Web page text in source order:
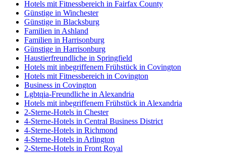
Hotels mit Fitnessbereich in Fairfax County
Günstige in Winchester
Günstige in Blacksburg
Familien in Ashland
Familien in Harrisonburg
Günstige in Harrisonburg
Haustierfreundliche in Springfield
Hotels mit inbegriffenem Frühstück in Covington
Hotels mit Fitnessbereich in Covington
Business in Covington
Lgbtqia-Freundliche in Alexandria
Hotels mit inbegriffenem Frühstück in Alexandria
2-Sterne-Hotels in Chester
4-Sterne-Hotels in Central Business District
4-Sterne-Hotels in Richmond
4-Sterne-Hotels in Arlington
2-Sterne-Hotels in Front Royal